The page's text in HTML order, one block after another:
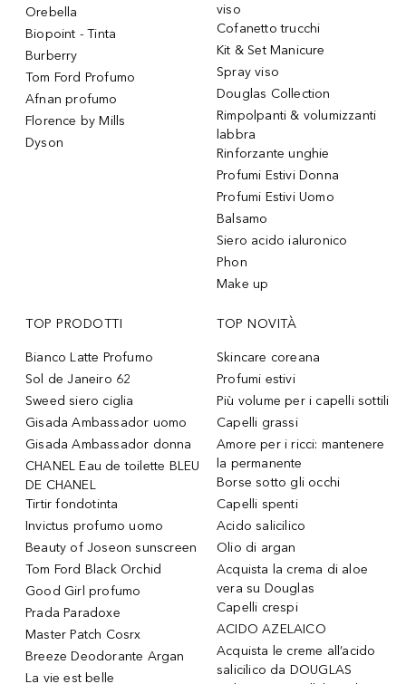
Orebella
Biopoint - Tinta
Burberry
Tom Ford Profumo
Afnan profumo
Florence by Mills
Dyson
viso
Cofanetto trucchi
Kit & Set Manicure
Spray viso
Douglas Collection
Rimpolpanti & volumizzanti
labbra
Rinforzante unghie
Profumi Estivi Donna
Profumi Estivi Uomo
Balsamo
Siero acido ialuronico
Phon
Make up
TOP PRODOTTI
Bianco Latte Profumo
Sol de Janeiro 62
Sweed siero ciglia
Gisada Ambassador uomo
Gisada Ambassador donna
CHANEL Eau de toilette BLEU
DE CHANEL
Tirtir fondotinta
Invictus profumo uomo
Beauty of Joseon sunscreen
Tom Ford Black Orchid
Good Girl profumo
Prada Paradoxe
Master Patch Cosrx
Breeze Deodorante Argan
La vie est belle
TOP NOVITÀ
Skincare coreana
Profumi estivi
Più volume per i capelli sottili
Capelli grassi
Amore per i ricci: mantenere
la permanente
Borse sotto gli occhi
Capelli spenti
Acido salicilico
Olio di argan
Acquista la crema di aloe
vera su Douglas
Capelli crespi
ACIDO AZELAICO
Acquista le creme all’acido
salicilico da DOUGLAS